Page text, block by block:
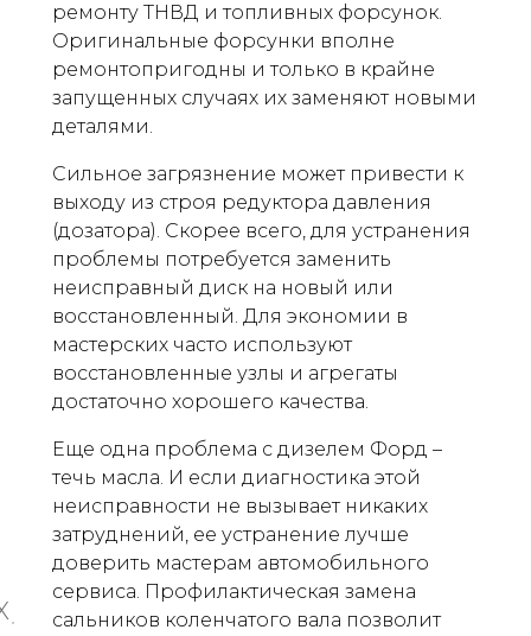
ремонту ТНВД и топливных форсунок.
Оригинальные форсунки вполне
ремонтопригодны и только в крайне
запущенных случаях их заменяют новыми
деталями.
Сильное загрязнение может привести к
выходу из строя редуктора давления
(дозатора). Скорее всего, для устранения
проблемы потребуется заменить
неисправный диск на новый или
восстановленный. Для экономии в
мастерских часто используют
восстановленные узлы и агрегаты
достаточно хорошего качества.
Еще одна проблема с дизелем Форд –
течь масла. И если диагностика этой
неисправности не вызывает никаких
затруднений, ее устранение лучше
доверить мастерам автомобильного
сервиса. Профилактическая замена
сальников коленчатого вала позволит